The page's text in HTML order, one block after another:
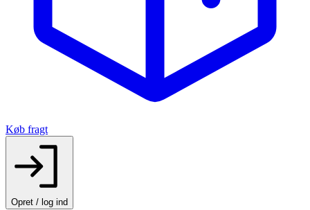
Køb fragt
Opret / log ind